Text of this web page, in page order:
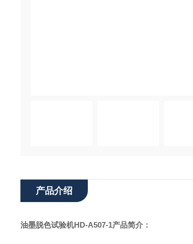
产品介绍
油墨脱色试验机HD-A507-1产品简介：